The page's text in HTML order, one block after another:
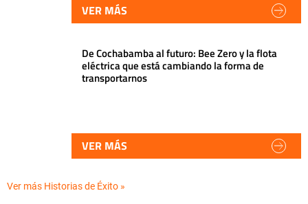
VER MÁS
De Cochabamba al futuro: Bee Zero y la flota
eléctrica que está cambiando la forma de
transportarnos
VER MÁS
Ver más Historias de Éxito »